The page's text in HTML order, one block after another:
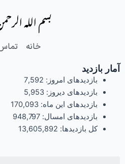
بسم الله
خانه
آمار بازدید
بازدیدهای امروز: 7,592
بازدیدهای دیروز: 5,953
بازدیدهای این ماه: 170,093
بازدیدهای امسال: 948,797
کل بازدیدها: 13,605,892